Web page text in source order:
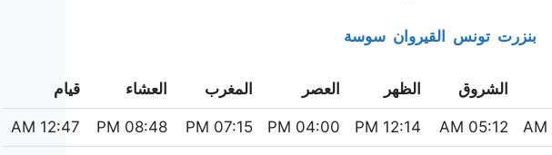
بنزرت تونس القيروان سوسة
الشروق الظهر العصر المغرب العشاء قيام‏
05:12 AM
12:14 PM
04:00 PM
07:15 PM
08:48 PM
12:47 AM